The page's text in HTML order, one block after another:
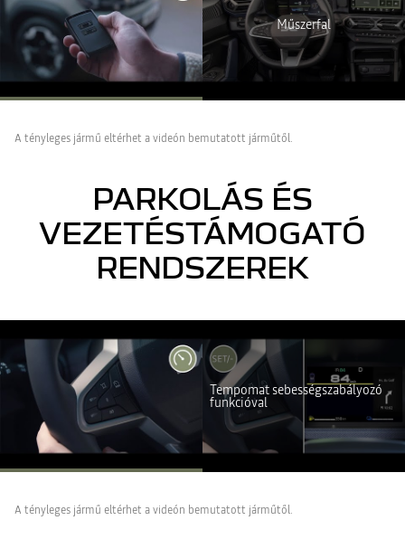
MINDENT ELUTASÍTOK
MINDENT ELFOGADOK
Műszerfal
A tényleges jármű eltérhet a videón bemutatott járműtől.
PARKOLÁS ÉS
VEZETÉSTÁMOGATÓ
RENDSZEREK
A Youtube nem elérhető. Engedélyezze a közösségi sütik
elhelyezését a videótartalom eléréséhez.
MINDENT ELUTASÍTOK
MINDENT ELFOGADOK
Tempomat sebességszabályozó
funkcióval
A tényleges jármű eltérhet a videón bemutatott járműtől.